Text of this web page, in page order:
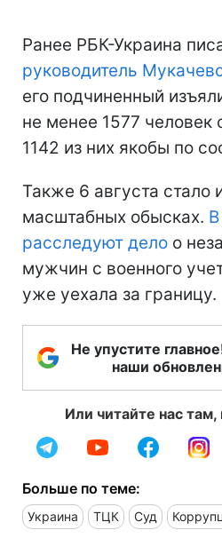
Ранее РБК-Украина
руководитель
его подчиненный
не менее 1577 человек
1142 из них якобы по
Также 6 августа стало
масштабных обысках.
расследуют дело о
мужчин с военного
уже уехала за границу.
Не упустите
наши
Или читайте нас там,
Больше по теме:
Украина ТЦК Суд